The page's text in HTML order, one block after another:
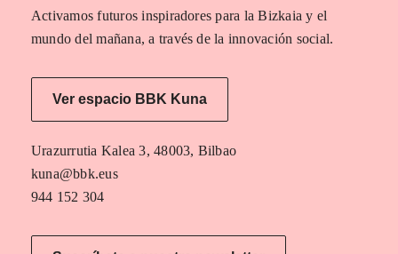
Activamos futuros inspiradores para la Bizkaia y el
mundo del mañana, a través de la innovación social.
Ver espacio BBK Kuna
Urazurrutia Kalea 3, 48003, Bilbao
kuna@bbk.eus
944 152 304